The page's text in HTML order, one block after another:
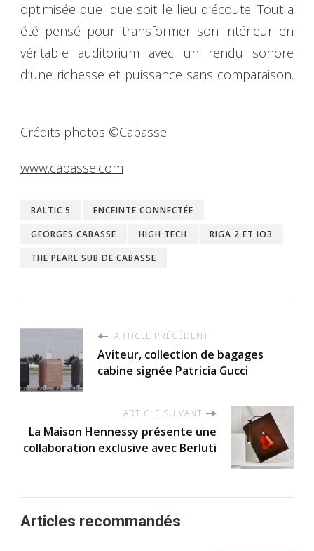
optimisée quel que soit le lieu d’écoute. Tout a
été pensé pour transformer son intérieur en
véritable auditorium avec un rendu sonore
d’une richesse et puissance sans comparaison.
Crédits photos ©Cabasse
www.cabasse.com
BALTIC 5
ENCEINTE CONNECTÉE
GEORGES CABASSE
HIGH TECH
RIGA 2 ET IO3
THE PEARL SUB DE CABASSE
ARTICLE PRÉCÉDENT
Aviteur, collection de bagages
cabine signée Patricia Gucci
ARTICLE SUIVANT
La Maison Hennessy présente une
collaboration exclusive avec Berluti
Articles recommandés